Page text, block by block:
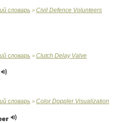
словарь > Civil Defence Volunteers
словарь > Clutch Delay Valve
словарь > Color Doppler Visualization